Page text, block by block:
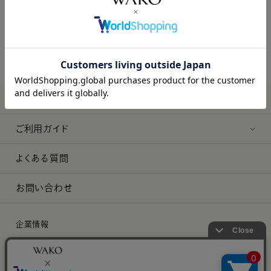
ご利用ガイド
よくある質問
お問い合わせ
企業情報
プレスリリース
採用情報